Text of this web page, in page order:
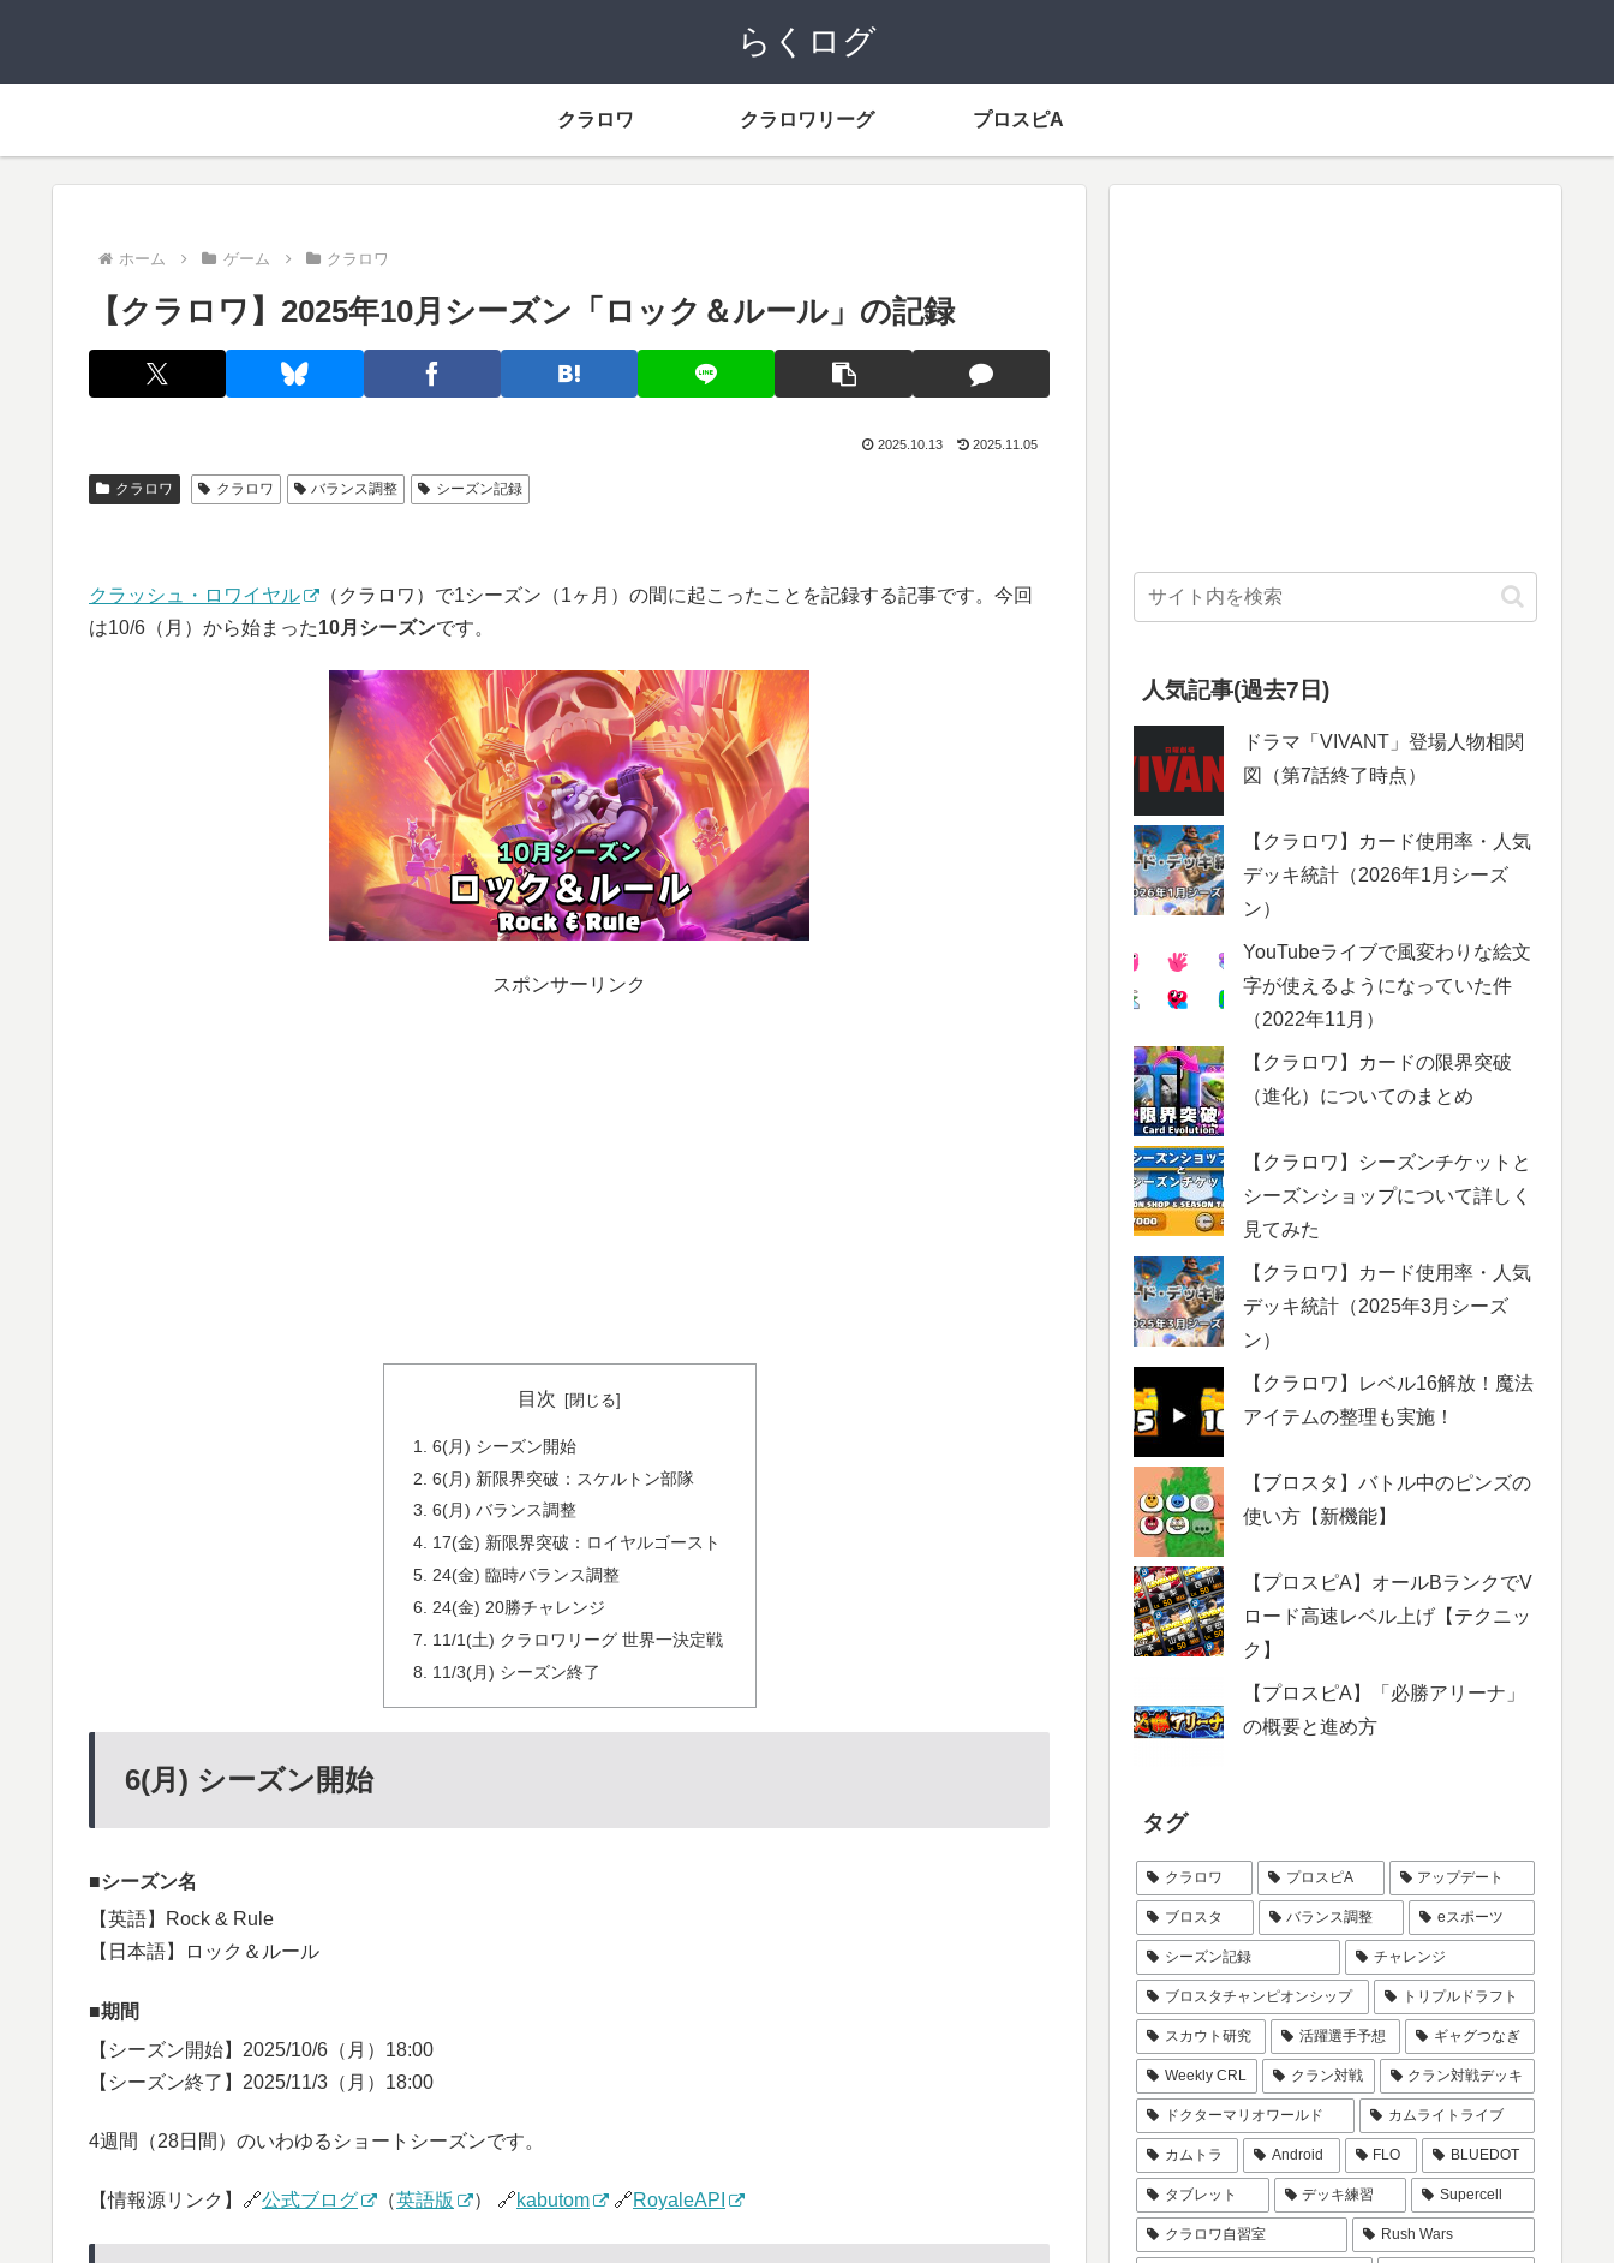
らくログ
クラロワ クラロワリーグ プロスピA
ホーム ゲーム クラロワ
【クラロワ】2025年10月シーズン「ロック＆ルール」の記録
2025.10.13 2025.11.05
クラロワ クラロワ バランス調整 シーズン記録
クラッシュ・ロワイヤル
（クラロワ）で1シーズン（1ヶ月）の間に起こったことを記録する記事です。今回
は10/6（月）から始まった10月シーズンです。
スポンサーリンク
目次
6(月) シーズン開始
6(月) 新限界突破：スケルトン部隊
6(月) バランス調整
17(金) 新限界突破：ロイヤルゴースト
24(金) 臨時バランス調整
24(金) 20勝チャレンジ
11/1(土) クラロワリーグ 世界一決定戦
11/3(月) シーズン終了
6(月) シーズン開始
シーズン名
【英語】Rock & Rule
【日本語】ロック＆ルール
期間
【シーズン開始】2025/10/6（月）18:00
【シーズン終了】2025/11/3（月）18:00
4週間（28日間）のいわゆるショートシーズンです。
【情報源リンク】🔗公式ブログ （英語版 ） 🔗kabutom 🔗RoyaleAPI
人気記事(過去7日)
ドラマ「VIVANT」登場人物相関
図（第7話終了時点）
【クラロワ】カード使用率・人気
デッキ統計（2026年1月シーズ
ン）
YouTubeライブで風変わりな絵文
字が使えるようになっていた件
（2022年11月）
【クラロワ】カードの限界突破
（進化）についてのまとめ
【クラロワ】シーズンチケットと
シーズンショップについて詳しく
見てみた
【クラロワ】カード使用率・人気
デッキ統計（2025年3月シーズ
ン）
【クラロワ】レベル16解放！魔法
アイテムの整理も実施！
【ブロスタ】バトル中のピンズの
使い方【新機能】
【プロスピA】オールBランクでV
ロード高速レベル上げ【テクニッ
ク】
【プロスピA】「必勝アリーナ」
の概要と進め方
タグ
クラロワ プロスピA アップデート
ブロスタ バランス調整 eスポーツ
シーズン記録 チャレンジ
ブロスタチャンピオンシップ トリプルドラフト
スカウト研究 活躍選手予想 ギャグつなぎ
Weekly CRL クラン対戦 クラン対戦デッキ
ドクターマリオワールド カムライトライブ
カムトラ Android FLO BLUEDOT
タブレット デッキ練習 Supercell
クラロワ自習室 Rush Wars